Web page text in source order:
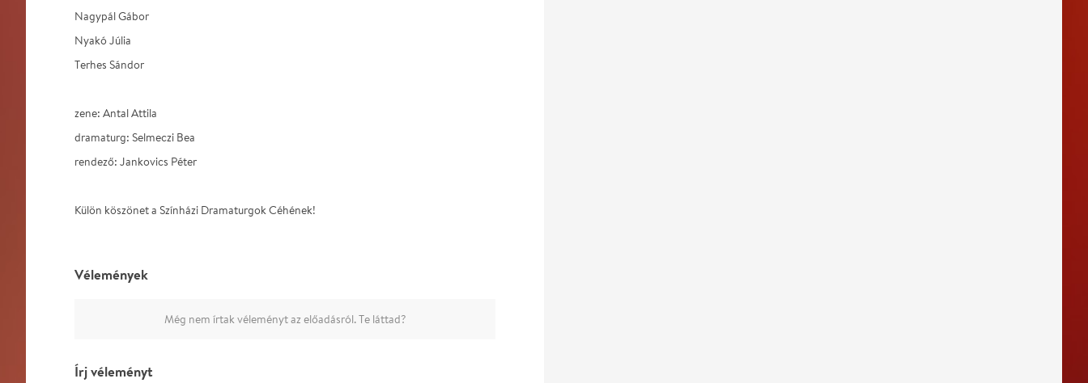
Nagypál Gábor
Nyakó Júlia
Terhes Sándor
zene: Antal Attila
dramaturg: Selmeczi Bea
rendező: Jankovics Péter
Külön köszönet a Színházi Dramaturgok Céhének!
Vélemények
Még nem írtak véleményt az előadásról. Te láttad?
Írj véleményt